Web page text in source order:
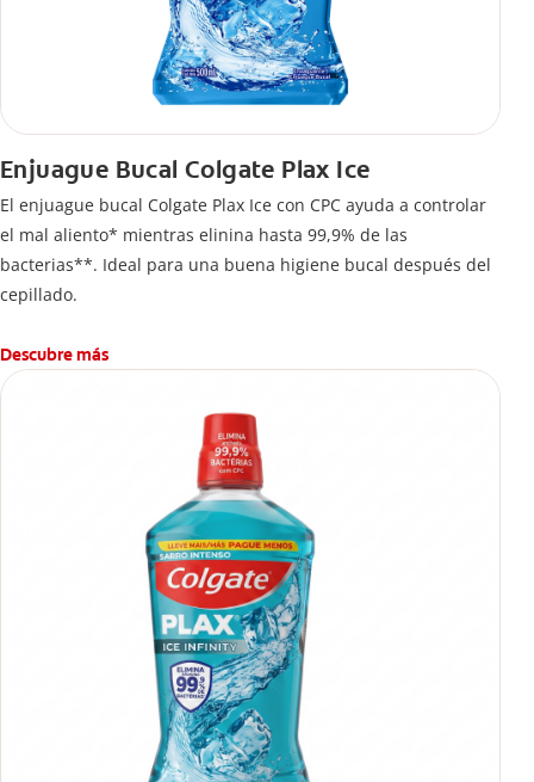
Enjuague Bucal Colgate Plax Ice
El enjuague bucal Colgate Plax Ice con CPC ayuda a controlar
el mal aliento* mientras elinina hasta 99,9% de las
bacterias**. Ideal para una buena higiene bucal después del
cepillado.
Descubre más